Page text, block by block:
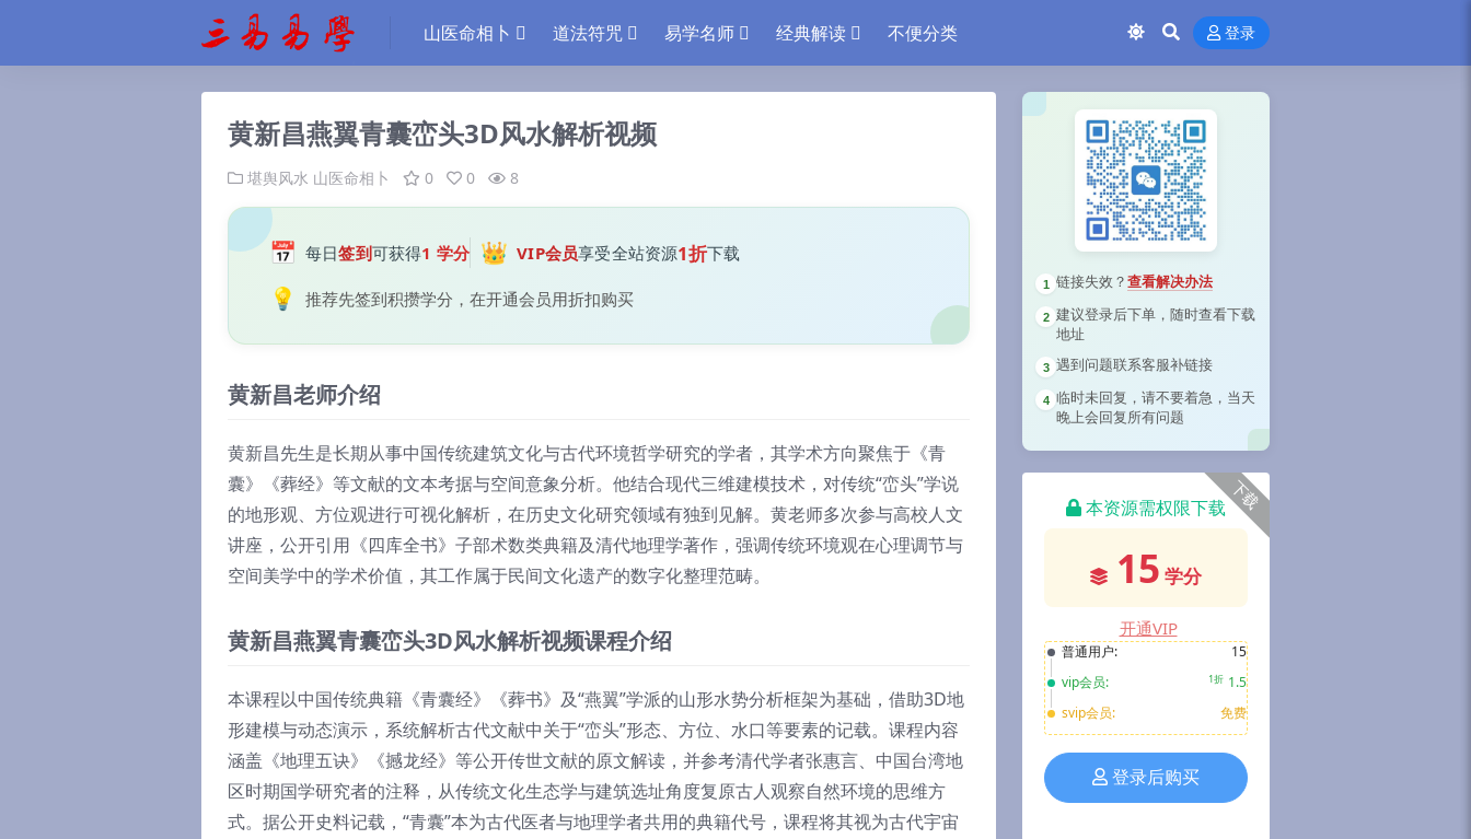
山医命相卜 道法符咒 易学名师 经典解读 不便分类 登录
黄新昌燕翼青囊峦头3D风水解析视频
堪舆风水 山医命相卜 0 0 8
📅 每日签到可获得1 学分 👑 VIP会员享受全站资源1折下载
💡 推荐先签到积攒学分，在开通会员用折扣购买
黄新昌老师介绍
黄新昌先生是长期从事中国传统建筑文化与古代环境哲学研究的学者，其学术方向聚焦于《青
囊》《葬经》等文献的文本考据与空间意象分析。他结合现代三维建模技术，对传统“峦头”学说
的地形观、方位观进行可视化解析，在历史文化研究领域有独到见解。黄老师多次参与高校人文
讲座，公开引用《四库全书》子部术数类典籍及清代地理学著作，强调传统环境观在心理调节与
空间美学中的学术价值，其工作属于民间文化遗产的数字化整理范畴。
黄新昌燕翼青囊峦头3D风水解析视频课程介绍
本课程以中国传统典籍《青囊经》《葬书》及“燕翼”学派的山形水势分析框架为基础，借助3D地
形建模与动态演示，系统解析古代文献中关于“峦头”形态、方位、水口等要素的记载。课程内容
涵盖《地理五诀》《撼龙经》等公开传世文献的原文解读，并参考清代学者张惠言、中国台湾地
区时期国学研究者的注释，从传统文化生态学与建筑选址角度复原古人观察自然环境的思维方
式。据公开史料记载，“青囊”本为古代医者与地理学者共用的典籍代号，课程将其视为古代宇宙
1 链接失效？ 查看解决办法
2 建议登录后下单，随时查看下载
地址
3 遇到问题联系客服补链接
4 临时未回复，请不要着急，当天
晚上会回复所有问题
下载
本资源需权限下载
15 学分
开通VIP
普通用户:
15
vip会员:
1折 1.5
svip会员:
免费
登录后购买